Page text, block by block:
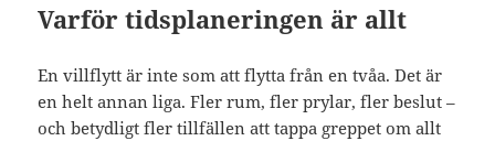
Varför tidsplaneringen är allt
En villflytt är inte som att flytta från en tvåa. Det är
en helt annan liga. Fler rum, fler prylar, fler beslut –
och betydligt fler tillfällen att tappa greppet om allt